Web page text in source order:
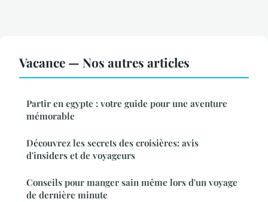
Vacance — Nos autres articles
Partir en egypte : votre guide pour une aventure
mémorable
Découvrez les secrets des croisières: avis
d'insiders et de voyageurs
Conseils pour manger sain même lors d'un voyage
de dernière minute